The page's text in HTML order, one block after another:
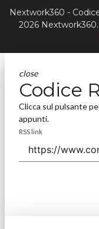
Nextwork360 -
2026
close
Codice
Clicca sul pulsante
appunti.
RSS link